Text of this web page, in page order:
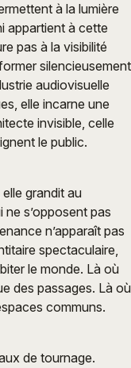
à la lumière
appartient à cette
pas à la visibilité
silencieusement
audiovisuelle
elle incarne une
invisible, celle
le public.
grandit au
s’opposent pas
n’apparaît pas
spectaculaire,
le monde. Là où
des passages. Là où
communs.
de tournage.